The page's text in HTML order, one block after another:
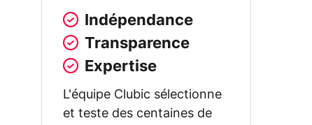
Indépendance
Transparence
Expertise
L'équipe Clubic sélectionne
et teste des centaines de